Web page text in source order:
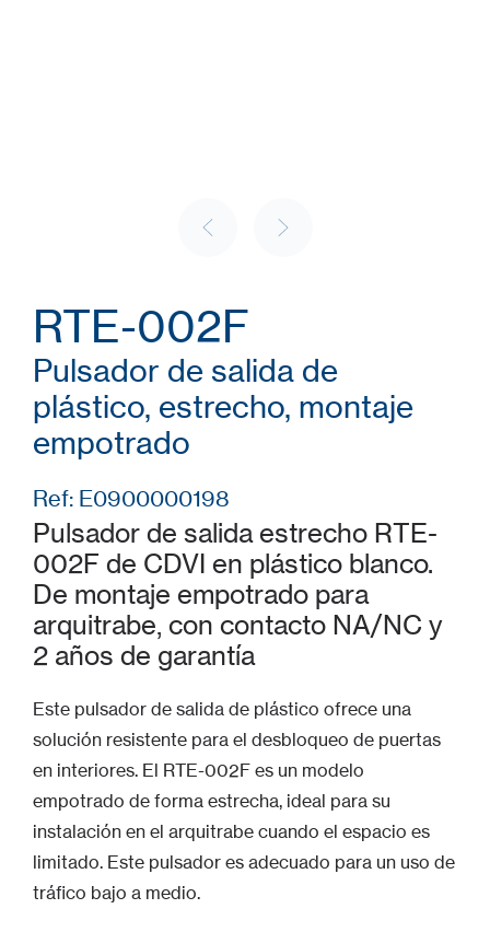
RTE-002F
Pulsador de salida de
plástico, estrecho, montaje
empotrado
Ref: E0900000198
Pulsador de salida estrecho RTE-
002F de CDVI en plástico blanco.
De montaje empotrado para
arquitrabe, con contacto NA/NC y
2 años de garantía
Este pulsador de salida de plástico ofrece una
solución resistente para el desbloqueo de puertas
en interiores. El RTE-002F es un modelo
empotrado de forma estrecha, ideal para su
instalación en el arquitrabe cuando el espacio es
limitado. Este pulsador es adecuado para un uso de
tráfico bajo a medio.